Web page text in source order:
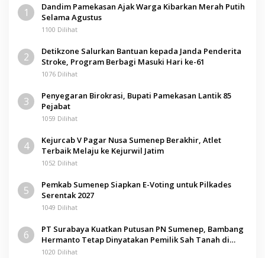
1
Dandim Pamekasan Ajak Warga Kibarkan Merah Putih
Selama Agustus
1100 Dilihat
2
Detikzone Salurkan Bantuan kepada Janda Penderita
Stroke, Program Berbagi Masuki Hari ke-61
1076 Dilihat
3
Penyegaran Birokrasi, Bupati Pamekasan Lantik 85
Pejabat
1059 Dilihat
4
Kejurcab V Pagar Nusa Sumenep Berakhir, Atlet
Terbaik Melaju ke Kejurwil Jatim
1052 Dilihat
5
Pemkab Sumenep Siapkan E-Voting untuk Pilkades
Serentak 2027
1049 Dilihat
6
PT Surabaya Kuatkan Putusan PN Sumenep, Bambang
Hermanto Tetap Dinyatakan Pemilik Sah Tanah di
Pamolokan
1020 Dilihat